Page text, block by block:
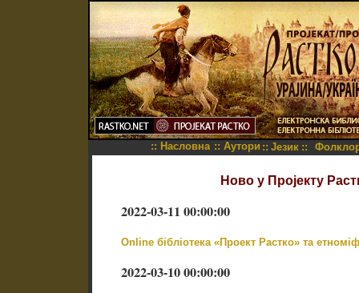
:: Насловна :: Аутори :: Језик ::
Ново у Пројекту
2022-03-11 00:00:00
Online бібліотека «Проект Растко» та
2022-03-10 00:00:00